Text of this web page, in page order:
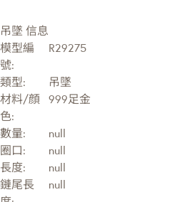
吊墜 信息
模型編
號:
R29275
類型:
吊墜
材料/顔
色:
999足金
數量:
null
圈口:
null
長度:
null
鏈尾長
null